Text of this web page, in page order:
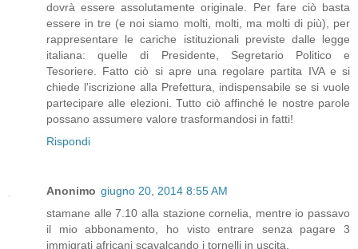
dovrà essere assolutamente originale. Per fare ciò basta
essere in tre (e noi siamo molti, molti, ma molti di più), per
rappresentare le cariche istituzionali previste dalle legge
italiana: quelle di Presidente, Segretario Politico e
Tesoriere. Fatto ciò si apre una regolare partita IVA e si
chiede l'iscrizione alla Prefettura, indispensabile se si vuole
partecipare alle elezioni. Tutto ciò affinché le nostre parole
possano assumere valore trasformandosi in fatti!
Rispondi
Anonimo giugno 20, 2014 8:55 AM
stamane alle 7.10 alla stazione cornelia, mentre io passavo
il mio abbonamento, ho visto entrare senza pagare 3
immigrati africani scavalcando i tornelli in uscita.